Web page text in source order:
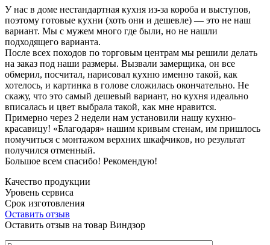
У нас в доме нестандартная кухня из-за короба и выступов,
поэтому готовые кухни (хоть они и дешевле) — это не наш
вариант. Мы с мужем много где были, но не нашли
подходящего варианта.
После всех походов по торговым центрам мы решили делать
на заказ под наши размеры. Вызвали замерщика, он все
обмерил, посчитал, нарисовал кухню именно такой, как
хотелось, и картинка в голове сложилась окончательно. Не
скажу, что это самый дешевый вариант, но кухня идеально
вписалась и цвет выбрала такой, как мне нравится.
Примерно через 2 недели нам установили нашу кухню-
красавицу! «Благодаря» нашим кривым стенам, им пришлось
помучиться с монтажом верхних шкафчиков, но результат
получился отменный.
Большое всем спасибо! Рекомендую!
Качество продукции
Уровень сервиса
Срок изготовления
Оставить отзыв
Оставить отзыв на товар Виндзор